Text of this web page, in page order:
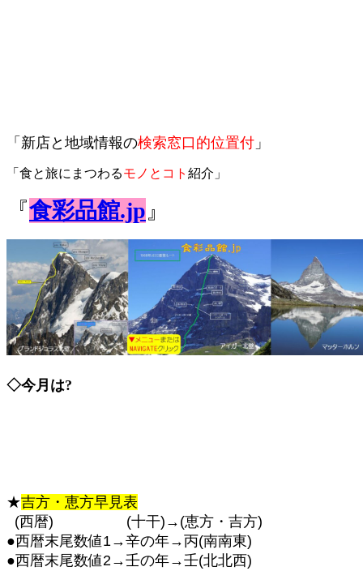
「新店と地域情報の検索窓口的位置付 」
「食と旅にまつわるモノとコト 紹介」
『食彩品館.jp 』
◇今月は?
★吉方・恵方早見表
(西暦) (十干)→(恵方・吉方)
●西暦末尾数値1→辛の年→丙(南南東)
●西暦末尾数値2→壬の年→壬(北北西)